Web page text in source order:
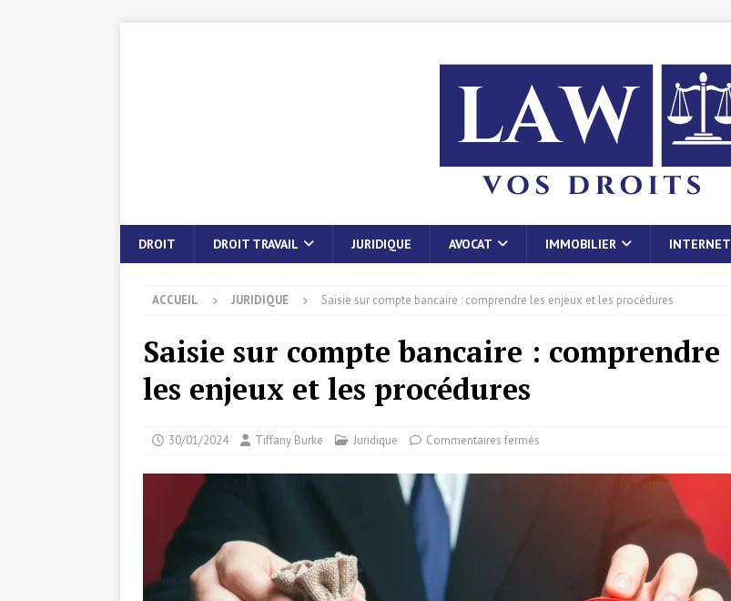
DROIT DROIT TRAVAIL JURIDIQUE AVOCAT IMMOBILIER INTERNET
ACCUEIL JURIDIQUE Saisie sur compte bancaire : comprendre les enjeux et les procédures
Saisie sur compte bancaire : comprendre
les enjeux et les procédures
30/01/2024 Tiffany Burke Juridique Commentaires fermés